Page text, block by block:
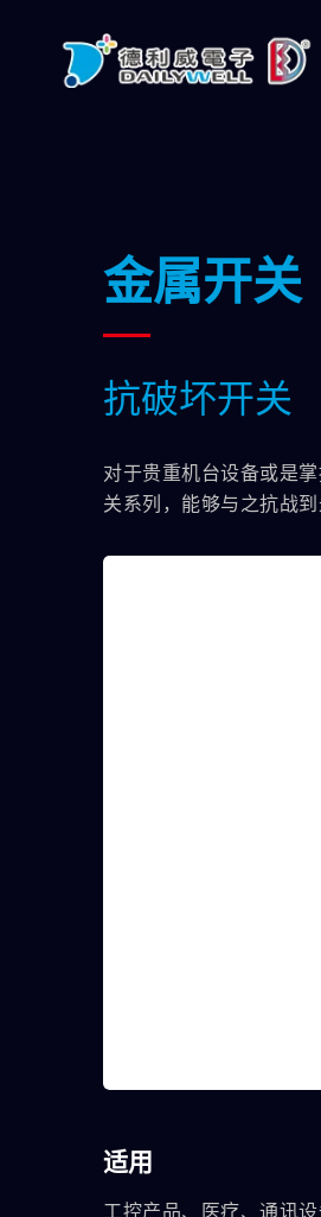
金属开关
抗破坏开关
对于贵重机台设备或是
关系列，能够与之抗战
适用
工控产品、医疗、通讯设